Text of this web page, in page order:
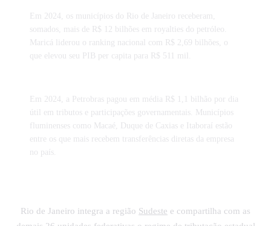
Em 2024, os municípios do Rio de Janeiro receberam,
somados, mais de R$ 12 bilhões em royalties do petróleo.
Maricá liderou o ranking nacional com R$ 2,69 bilhões, o
que elevou seu PIB per capita para R$ 511 mil.
Em 2024, a Petrobras pagou em média R$ 1,1 bilhão por dia
útil em tributos e participações governamentais. Municípios
fluminenses como Macaé, Duque de Caxias e Itaboraí estão
entre os que mais recebem transferências diretas da empresa
no país.
Rio de Janeiro integra a região Sudeste e compartilha com as